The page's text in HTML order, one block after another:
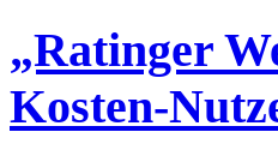
„Ratinger
Kosten-